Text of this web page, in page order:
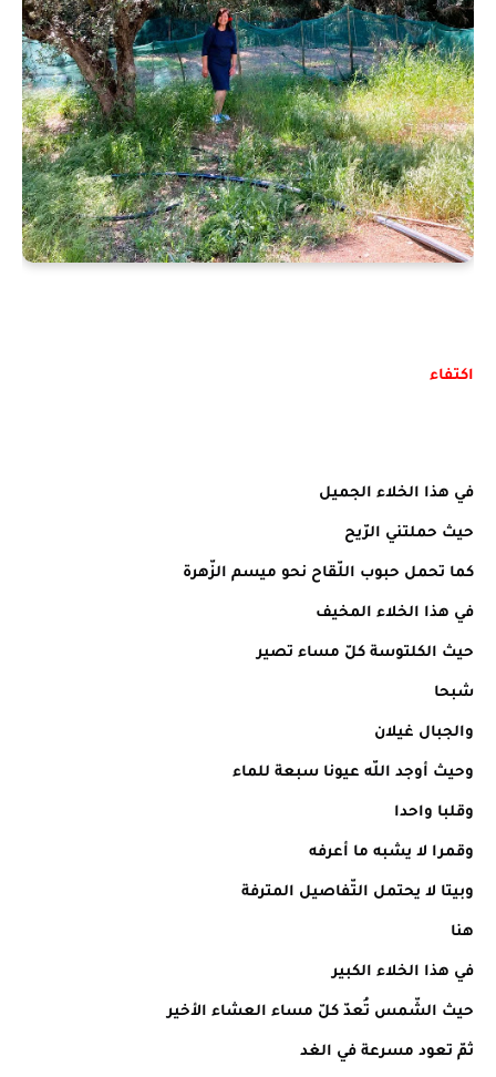
اكتفاء
في هذا الخلاء الجميل
حيث حملتني الرّيح
كما تحمل حبوب اللّقاح نحو ميسم الزّهرة
في هذا الخلاء المخيف
حيث الكلتوسة كلّ مساء تصير
شبحا
والجبال غيلان
وحيث أوجد اللّه عيونا سبعة للماء
وقلبا واحدا
وقمرا لا يشبه ما أعرفه
وبيتا لا يحتمل التّفاصيل المترفة
هنا
في هذا الخلاء الكبير
حيث الشّمس تُعدّ كلّ مساء العشاء الأخير
ثمّ تعود مسرعة في الغد